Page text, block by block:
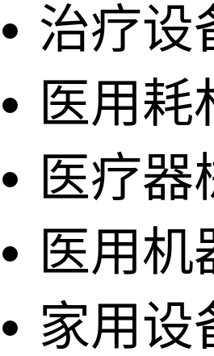
治疗设
医用耗
医疗器
医用机
家用设